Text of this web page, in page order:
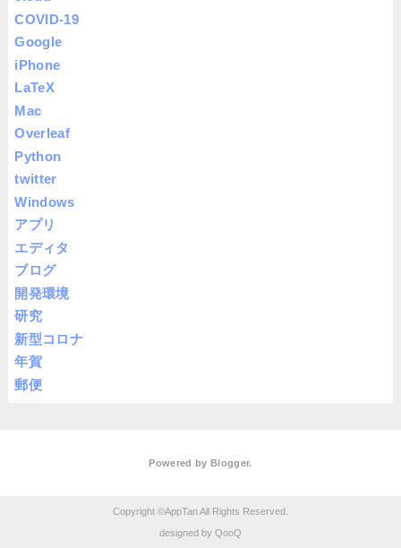
COVID-19
Google
iPhone
LaTeX
Mac
Overleaf
Python
twitter
Windows
アプリ
エディタ
ブログ
開発環境
研究
新型コロナ
年賀
郵便
Powered by Blogger.
AppTan
QooQ